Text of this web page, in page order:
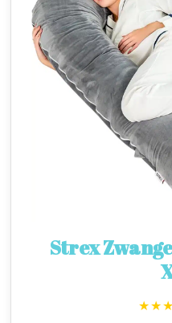
Strex